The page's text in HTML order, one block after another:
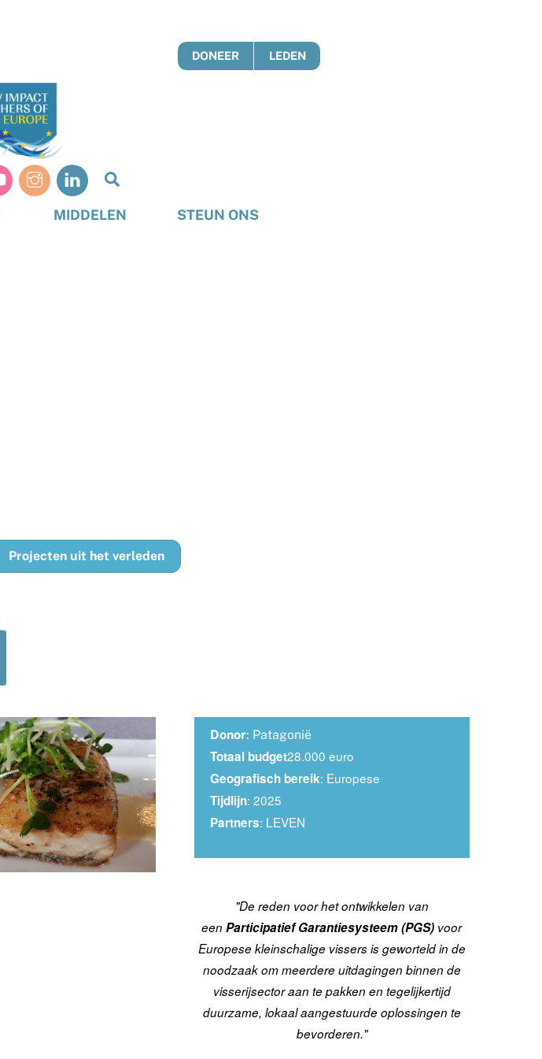
DONEER LEDEN
MIDDELEN STEUN ONS
Projecten uit het verleden
Donor: Patagonië
Totaal budget28.000 euro
Geografisch bereik: Europese
Tijdlijn: 2025
Partners: LEVEN
"De reden voor het ontwikkelen van
eenParticipatief Garantiesysteem (PGS) voor
Europese kleinschalige vissers is geworteld in de
noodzaak om meerdere uitdagingen binnen de
visserijsector aan te pakken en tegelijkertijd
duurzame, lokaal aangestuurde oplossingen te
bevorderen."